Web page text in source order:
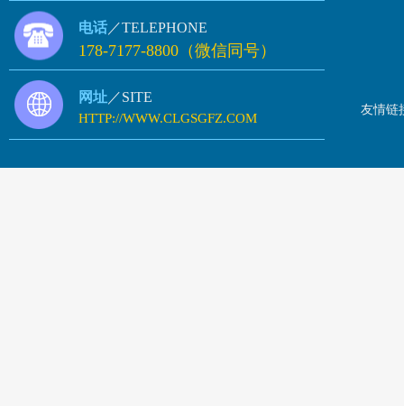
电话 ／TELEPHONE
178-7177-8800（微信同号）
网址 ／SITE
HTTP://WWW.CLGSGFZ.COM
友情链